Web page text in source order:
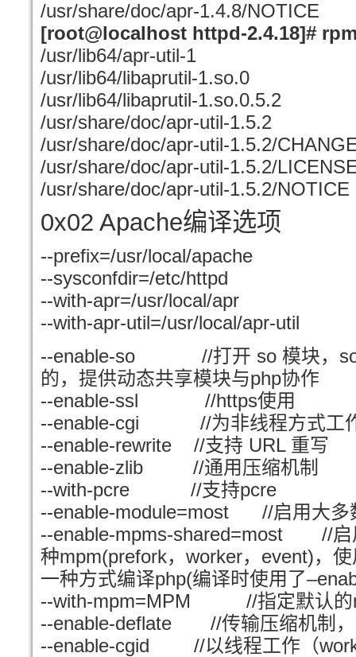
/usr/share/doc/apr-1.4.8/NOTICE
[root@localhost httpd-2.4.18]#
/usr/lib64/apr-util-1
/usr/lib64/libaprutil-1.so.0
/usr/lib64/libaprutil-1.so.0.5.2
/usr/share/doc/apr-util-1.5.2
/usr/share/doc/apr-util-1.5.2/
/usr/share/doc/apr-util-1.5.2/
/usr/share/doc/apr-util-1.5.2/NOTICE
0x02 Apache编译选项
--prefix=/usr/local/apache
--sysconfdir=/etc/httpd
--with-apr=/usr/local/apr
--with-apr-util=/usr/local/apr-util
--enable-so //打开 so 模块，
的， 提供动态共享模块与php协作
--enable-ssl //https使用
--enable-cgi //为非线程方式工
--enable-rewrite //支持 URL 重写
--enable-zlib //通用压缩机制
--with-pcre //支持pcre
--enable-module=most //启用大多
--enable-mpms-shared=most //
种mpm(prefork， worker， event)， 使
一种方式编译php(编译时使用了
--with-mpm=MPM //指定默认的
--enable-deflate //传输压缩机制 ，
--enable-cgid //以线程工作 （